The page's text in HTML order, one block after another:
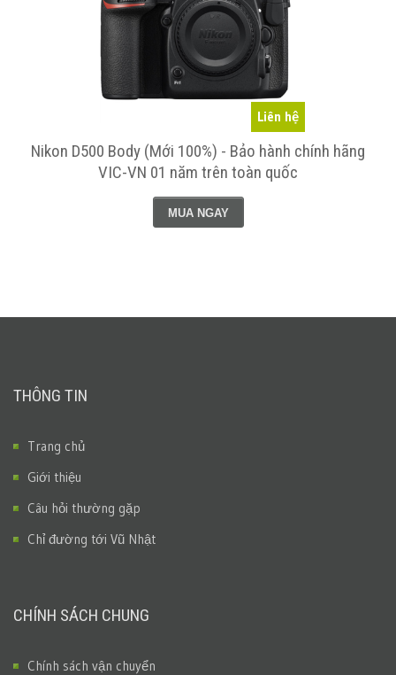
Liên hệ
Nikon D500 Body (Mới 100%) - Bảo hành chính hãng
VIC-VN 01 năm trên toàn quốc
MUA NGAY
THÔNG TIN
Trang chủ
Giới thiệu
Câu hỏi thường gặp
Chỉ đường tới Vũ Nhật
CHÍNH SÁCH CHUNG
Chính sách vận chuyển